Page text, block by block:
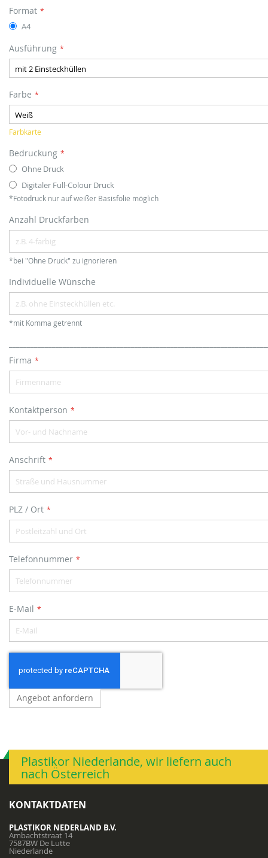
Format
A4
Ausführung
Farbe
Farbkarte
Bedruckung
Ohne Druck
Digitaler Full-Colour Druck
*Fotodruck nur auf weißer Basisfolie möglich
Anzahl Druckfarben
*bei "Ohne Druck" zu ignorieren
Individuelle Wünsche
*mit Komma getrennt
Firma
Kontaktperson
Anschrift
PLZ / Ort
Telefonnummer
E-Mail
Angebot anfordern
Plastikor Niederlande, wir liefern auch
nach Österreich
KONTAKTDATEN
PLASTIKOR NEDERLAND B.V.
Ambachtstraat 14
7587BW De Lutte
Niederlande